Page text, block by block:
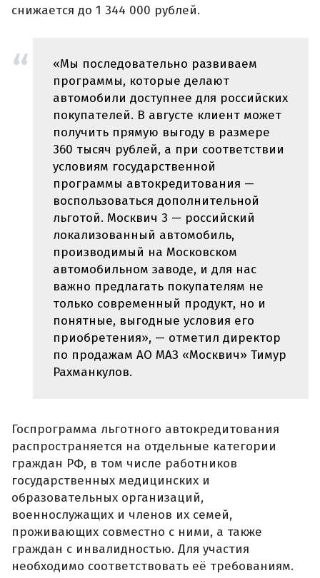
снижается до 1 344 000 рублей.
«Мы последовательно развиваем
программы, которые делают
автомобили доступнее для российских
покупателей. В августе клиент может
получить прямую выгоду в размере
360 тысяч рублей, а при соответствии
условиям государственной
программы автокредитования —
воспользоваться дополнительной
льготой. Москвич 3 — российский
локализованный автомобиль,
производимый на Московском
автомобильном заводе, и для нас
важно предлагать покупателям не
только современный продукт, но и
понятные, выгодные условия его
приобретения», — отметил директор
по продажам АО МАЗ «Москвич» Тимур
Рахманкулов.
Госпрограмма льготного автокредитования
распространяется на отдельные категории
граждан РФ, в том числе работников
государственных медицинских и
образовательных организаций,
военнослужащих и членов их семей,
проживающих совместно с ними, а также
граждан с инвалидностью. Для участия
необходимо соответствовать её требованиям.